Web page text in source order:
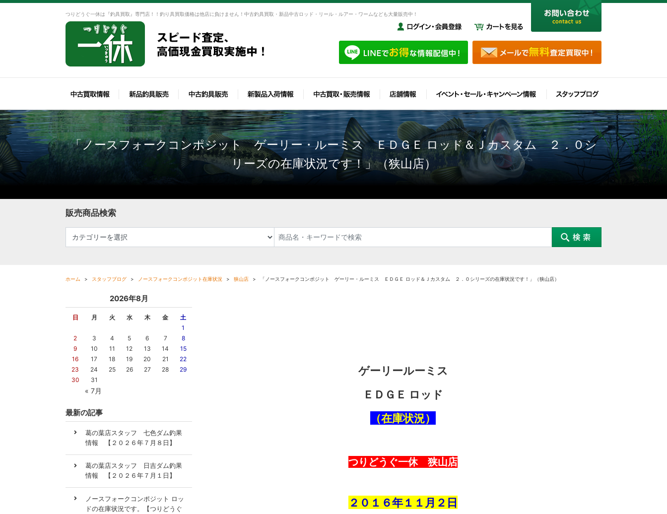
つりどうぐ一休は『釣具買取』専門店！！釣り具買取価格は他店に負けません！中古釣具買取・新品中古ロッド・リール・ルアー・ワームなども大量販売中！
「ノースフォークコンポジット ゲーリー・ルーミス ＥＤＧＥ ロッド＆Ｊカスタム ２．０シ
リーズの在庫状況です！」（狭山店）
販売商品検索
ホーム スタッフブログ ノースフォークコンポジット在庫状況 狭山店 「ノースフォークコンポジット ゲーリー・ルーミス ＥＤＧＥ ロッド＆Ｊカスタム ２．０シリーズの在庫状況です！」（狭山店）
ゲーリールーミス
ＥＤＧＥ ロッド
（在庫状況）
つりどうぐ一休 狭山店
２０１６年１１月２日
2026年8月
日 月 火 水 木 金 土
« 7月
1
2
3 4 5 6 7
8
9
10 11 12 13 14
15
16
17 18 19 20 21
22
23
24 25 26 27 28
29
30
31
最新の記事
葛の葉店スタッフ 七色ダム釣果
情報 【２０２６年７月８日】
葛の葉店スタッフ 日吉ダム釣果
情報 【２０２６年７月１日】
ノースフォークコンポジット ロッ
ドの在庫状況です。【つりどうぐ